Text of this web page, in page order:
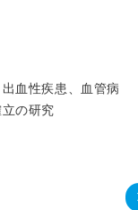
血性疾患、血管病
の研究